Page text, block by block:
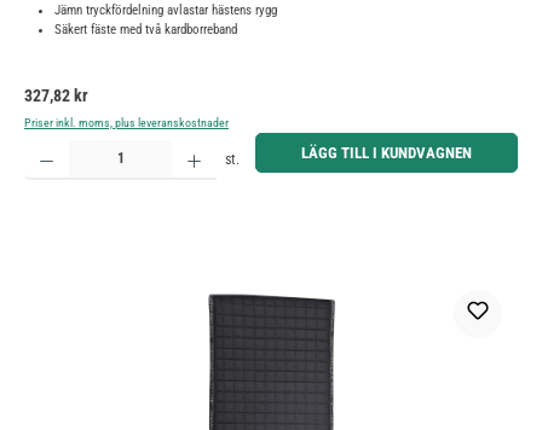
Jämn tryckfördelning avlastar hästens rygg
Säkert fäste med två kardborreband
Ordinarie pris:
327,82 kr
Priser inkl. moms, plus leveranskostnader
Produktkvantitet: Ange önskat belopp eller använd knapparna för att öka eller minska kvantiteten.
st. LÄGG TILL I KUNDVAGNEN